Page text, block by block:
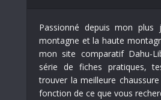
Passionné depuis mon
montagne et la haute
mon site comparatif Dahu-
série de fiches pratiques,
trouver la meilleure
fonction de ce que vous